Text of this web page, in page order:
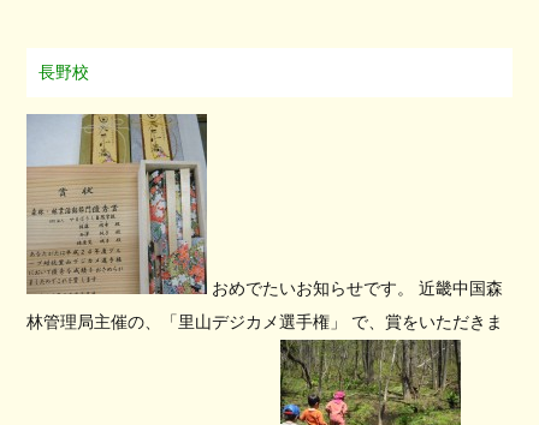
長野校
おめでたいお知らせです。 近畿中国森
林管理局主催の、「里山デジカメ選手権」 で、賞をいただきま